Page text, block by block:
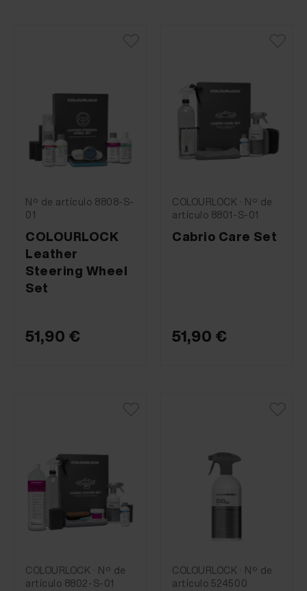
Nº de artículo 8808-S-
01
COLOURLOCK
Leather
Steering Wheel
Set
51,90 €
COLOURLOCK · Nº de
artículo 8801-S-01
Cabrio Care Set
51,90 €
COLOURLOCK · Nº de
artículo 8802-S-01
COLOURLOCK · Nº de
artículo 524500